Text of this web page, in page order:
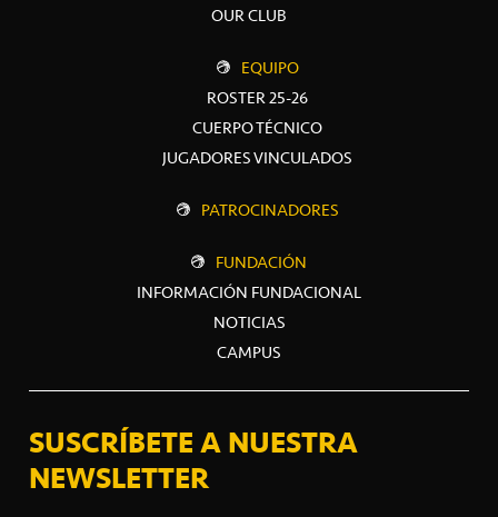
OUR CLUB
EQUIPO
ROSTER 25-26
CUERPO TÉCNICO
JUGADORES VINCULADOS
PATROCINADORES
FUNDACIÓN
INFORMACIÓN FUNDACIONAL
NOTICIAS
CAMPUS
SUSCRÍBETE A NUESTRA
NEWSLETTER